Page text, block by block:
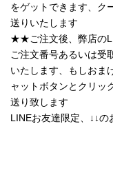
をゲットできます、ク
送りいたします
★★ご注文後、弊店の
ご注文番号あるいは受
いたします、もしおま
ャットボタンとクリッ
送り致します
LINEお友達限定、↓↓